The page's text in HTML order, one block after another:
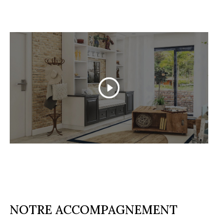
sécurisons chaque étape de votre transaction. Pour
discuter de votre projet, contactez-nous au
04 67 1
Découvrez nos biens en vente
Parcourez notre sélection de biens à vendreà Vic-
la-Gardiole et dans ses environs. À chaque étape de
votre achat, nous vous conseillons sur le marché
NOTRE ACCOMPAGNEMENT